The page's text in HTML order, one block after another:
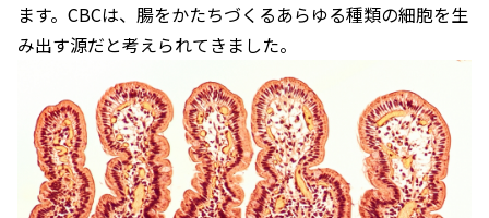
ます。CBCは、腸をかたちづくるあらゆる種類の細胞を生
み出す源だと考えられてきました。